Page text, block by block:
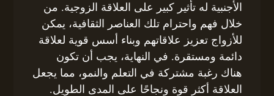
الأجنبية له تأثير كبير على العلاقة الزوجية. من
خلال فهم واحترام تلك العناصر الثقافية، يمكن
للأزواج تعزيز علاقاتهم وبناء أسس قوية لعلاقة
دائمة ومستقرة. في النهاية، يجب أن تكون
هناك رغبة مشتركة في التعلم والنمو، مما يجعل
العلاقة أكثر قوة ونجاحًا على المدى الطويل.